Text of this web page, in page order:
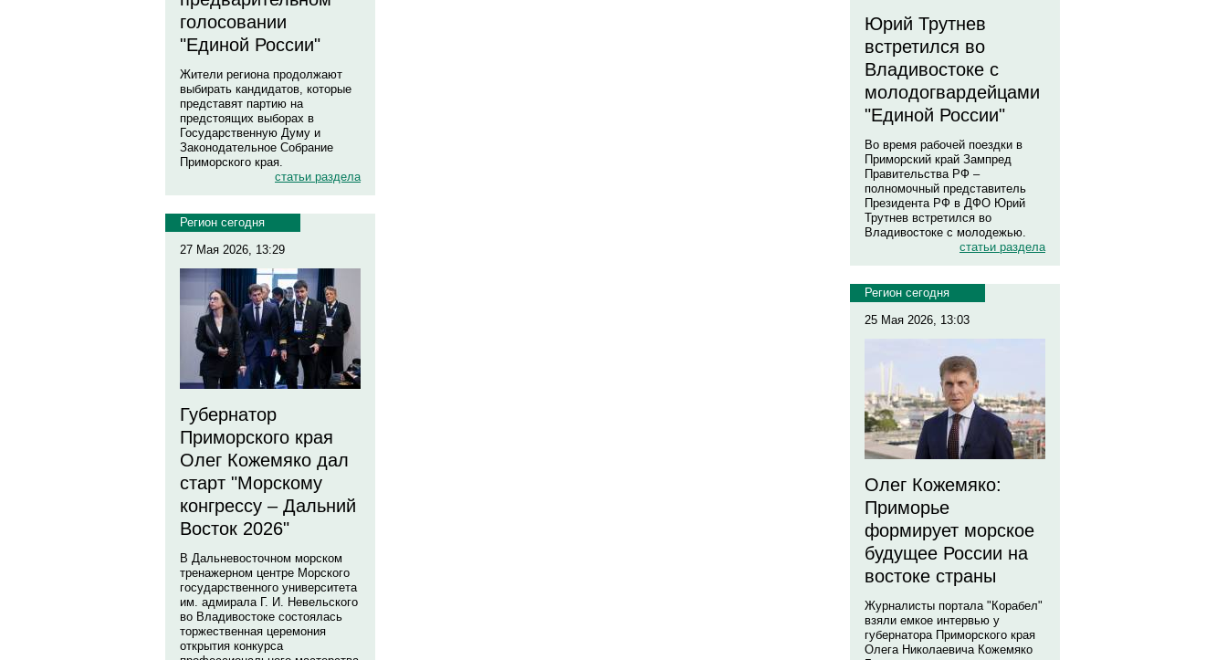
голосовании
"Единой России"
Жители региона продолжают
выбирать кандидатов, которые
представят партию на
предстоящих выборах в
Государственную Думу и
Законодательное Собрание
Приморского края.
статьи раздела
Регион сегодня
27 Мая 2026, 13:29
Губернатор
Приморского края
Олег Кожемяко дал
старт "Морскому
конгрессу – Дальний
Восток 2026"
В Дальневосточном морском
тренажерном центре Морского
государственного университета
им. адмирала Г. И. Невельского
во Владивостоке состоялась
торжественная церемония
открытия конкурса
Юрий Трутнев
встретился во
Владивостоке с
молодогвардейцами
"Единой России"
Во время рабочей поездки в
Приморский край Зампред
Правительства РФ –
полномочный представитель
Президента РФ в ДФО Юрий
Трутнев встретился во
Владивостоке с молодежью.
статьи раздела
Регион сегодня
25 Мая 2026, 13:03
Олег Кожемяко:
Приморье
формирует морское
будущее России на
востоке страны
Журналисты портала "Корабел"
взяли емкое интервью у
губернатора Приморского края
Олега Николаевича Кожемяко